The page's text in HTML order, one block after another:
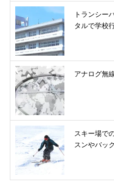
トランシー
タルで学校
アナログ無
スキー場で
スンやバッ